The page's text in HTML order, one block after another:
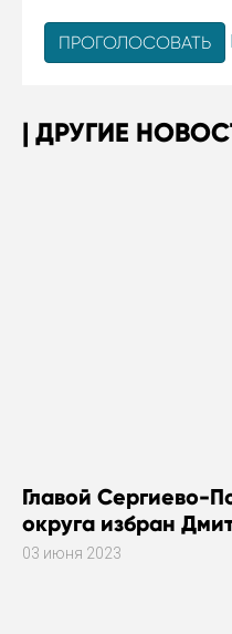
ДРУГИЕ
Главой Сергиево-
округа избран
03 июня 2023